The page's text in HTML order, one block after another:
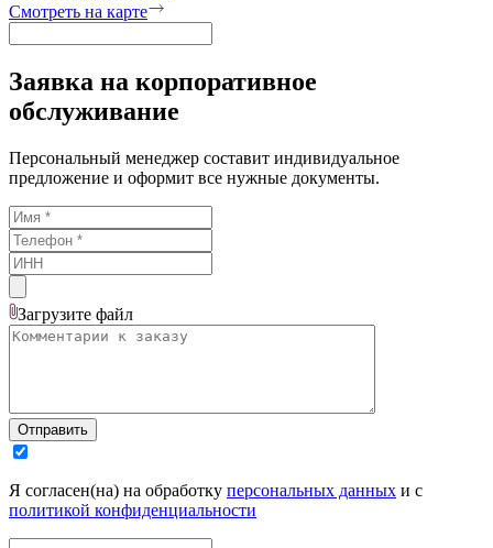
Смотреть на карте
Заявка на корпоративное
обслуживание
Персональный менеджер составит индивидуальное
предложение и оформит все нужные документы.
Загрузите файл
Отправить
Я согласен(на) на обработку персональных данных и с
политикой конфиденциальности